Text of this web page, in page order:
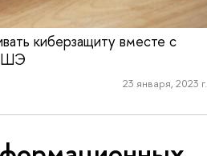
киберзащиту вместе с
23 января, 2023 г.